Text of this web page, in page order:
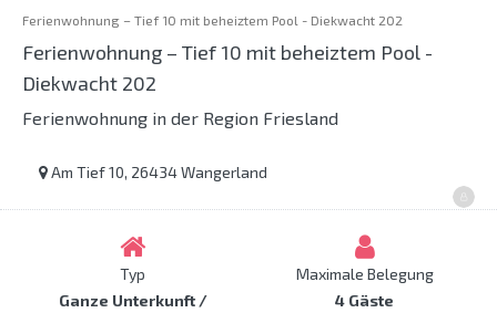
Ferienwohnung – Tief 10 mit beheiztem Pool - Diekwacht 202
Ferienwohnung – Tief 10 mit beheiztem Pool -
Diekwacht 202
Ferienwohnung in der Region Friesland
Am Tief 10, 26434 Wangerland
Typ
Ganze Unterkunft /
Maximale Belegung
4 Gäste